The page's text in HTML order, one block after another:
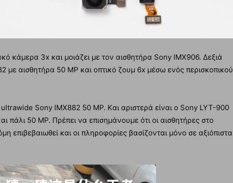
κάμερα 3x και μοιάζει με τον αισθητήρα Sony IMX906. Δεξιά
με αισθητήρα 50 MP και οπτικό ζουμ 6x μέσω ενός περισκοπικού
Sony IMX882 50 MP. Kαι αριστερά είναι ο Sony LYT-900
πάλι 50 MP. Πρέπει να επισημάνουμε ότι οι αισθητήρες στο
επιβεβαιωθεί και οι πληροφορίες βασίζονται μόνο σε αξιόπιστα